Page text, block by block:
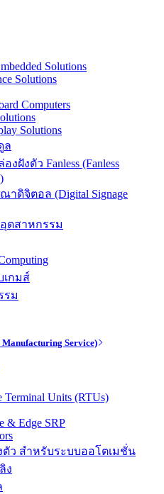
Solutions
Solutions
Computers
Solutions
ล
ฝังตัว Fanless (Fanless
าดิจิตอล (Digital Signage
ตสาหกรรม
กมส์
รม
Service)
Terminal Units (RTUs)
& Edge SRP
ว สำหรับระบบออโตเมชั่น
ง